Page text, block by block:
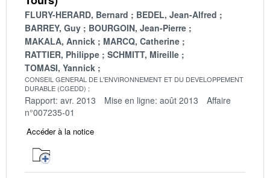
FLURY-HERARD, Bernard
BEDEL, Jean-Alfred
BARREY, Guy
BOURGOIN, Jean-Pierre
MAKALA, Annick
MARCQ, Catherine
RATTIER, Philippe
SCHMITT, Mireille
TOMASI, Yannick
CONSEIL GENERAL DE L'ENVIRONNEMENT ET DU DEVELOPPEMENT
DURABLE (CGEDD)
Rapport: avr. 2013 Mise en ligne: août 2013
Affaire
n°007235-01
Accéder à la notice